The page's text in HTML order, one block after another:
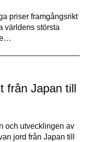
priser framgångsrikt
världens största
från Japan till
och utvecklingen av
jord från Japan till